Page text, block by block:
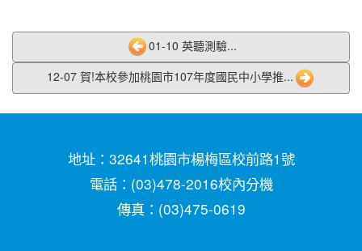
2020-10-27 賀!
本校學生參加運動i台灣109年桃園
市平鎮楊梅區羽球社區聯誼賽成績優異
2020-10-27 賀!
本校學生參加109年第30屆會長盃
動選手訓練站羽球類區域性對抗賽成績優異
2020-10-21 賀!
恭喜本校六年六班花逸珊同學參加
「桃園市109學年度學生美術比賽」獲得繪畫類第三
名! 四年四班黃品憲同學獲得繪畫類佳作!
01-10 英聽測驗...
12-07 賀!本校參加桃園市107年度國民中小學推...
地址：32641桃園市楊梅區校前路1號
電話：(03)478-2016校內分機
傳真：(03)475-0619